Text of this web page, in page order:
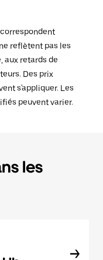
reflètent pas les
aux retards de
Des prix
s'appliquer. Les
peuvent varier.
les